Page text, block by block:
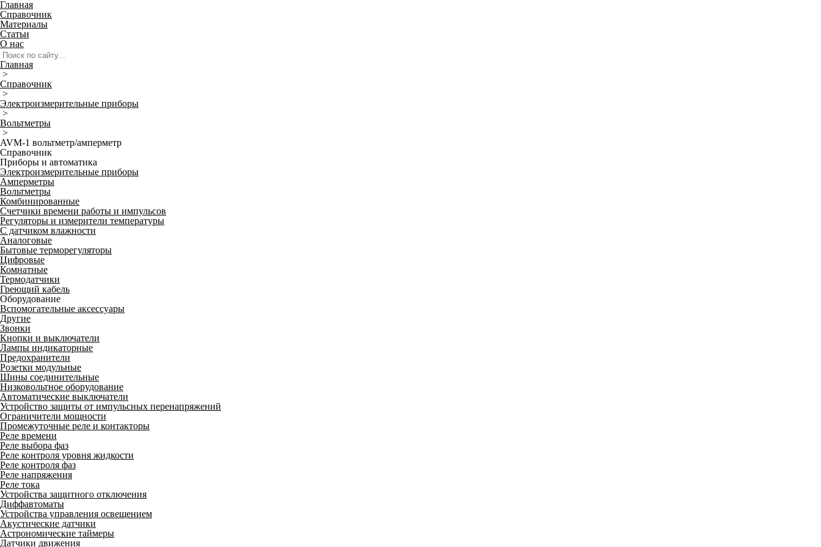
Главная
Справочник
Материалы
Статьи
О нас
Главная
>
Справочник
>
Электроизмерительные приборы
>
Вольтметры
>
AVM-1 вольтметр/амперметр
Справочник
Приборы и автоматика
Электроизмерительные приборы
Амперметры
Вольтметры
Комбинированные
Счетчики времени работы и импульсов
Регуляторы и измерители температуры
С датчиком влажности
Аналоговые
Бытовые терморегуляторы
Цифровые
Комнатные
Термодатчики
Греющий кабель
Оборудование
Вспомогательные аксессуары
Другие
Звонки
Кнопки и выключатели
Лампы индикаторные
Предохранители
Розетки модульные
Шины соединительные
Низковольтное оборудование
Автоматические выключатели
Устройство защиты от импульсных перенапряжений
Ограничители мощности
Промежуточные реле и контакторы
Реле времени
Реле выбора фаз
Реле контроля уровня жидкости
Реле контроля фаз
Реле напряжения
Реле тока
Устройства защитного отключения
Диффавтоматы
Устройства управления освещением
Акустические датчики
Астрономические таймеры
Датчики движения